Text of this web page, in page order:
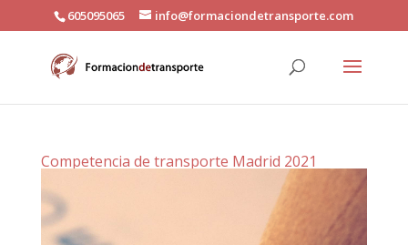
605095065 info@formaciondetransporte.com
Competencia de transporte Madrid 2021